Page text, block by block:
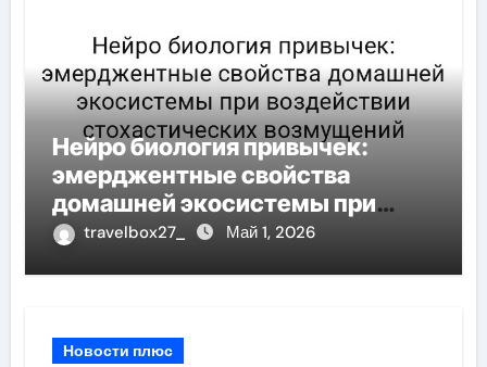
Нейро биология привычек:
эмерджентные свойства
домашней экосистемы при
воздействии стохастических
travelbox27_ Май 1, 2026
Новости плюс